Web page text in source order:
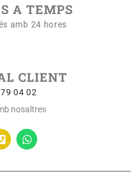
A TEMPS
amb 24 hores
CLIENT
04 02
nosaltres